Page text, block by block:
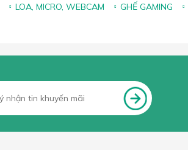
LOA, MICRO, WEBCAM GHẾ GAMING